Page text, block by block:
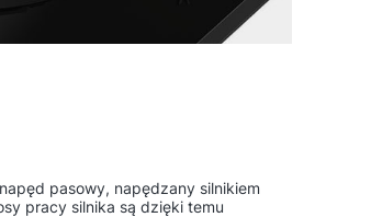
pasowy, napędzany silnikiem
pracy silnika są dzięki temu